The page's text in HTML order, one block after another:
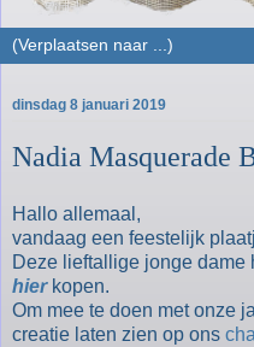
dinsdag 8 januari 2019
Nadia Masquerade
Hallo allemaal,
vandaag een feestelijk
Deze lieftallige jonge
hierkopen.
Om mee te doen met onze
creatie laten zien op ons